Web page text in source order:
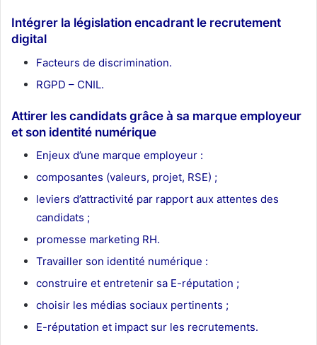
Intégrer la législation encadrant le recrutement
digital
Facteurs de discrimination.
RGPD – CNIL.
Attirer les candidats grâce à sa marque employeur
et son identité numérique
Enjeux d’une marque employeur :
composantes (valeurs, projet, RSE) ;
leviers d’attractivité par rapport aux attentes des
candidats ;
promesse marketing RH.
Travailler son identité numérique :
construire et entretenir sa E-réputation ;
choisir les médias sociaux pertinents ;
E-réputation et impact sur les recrutements.